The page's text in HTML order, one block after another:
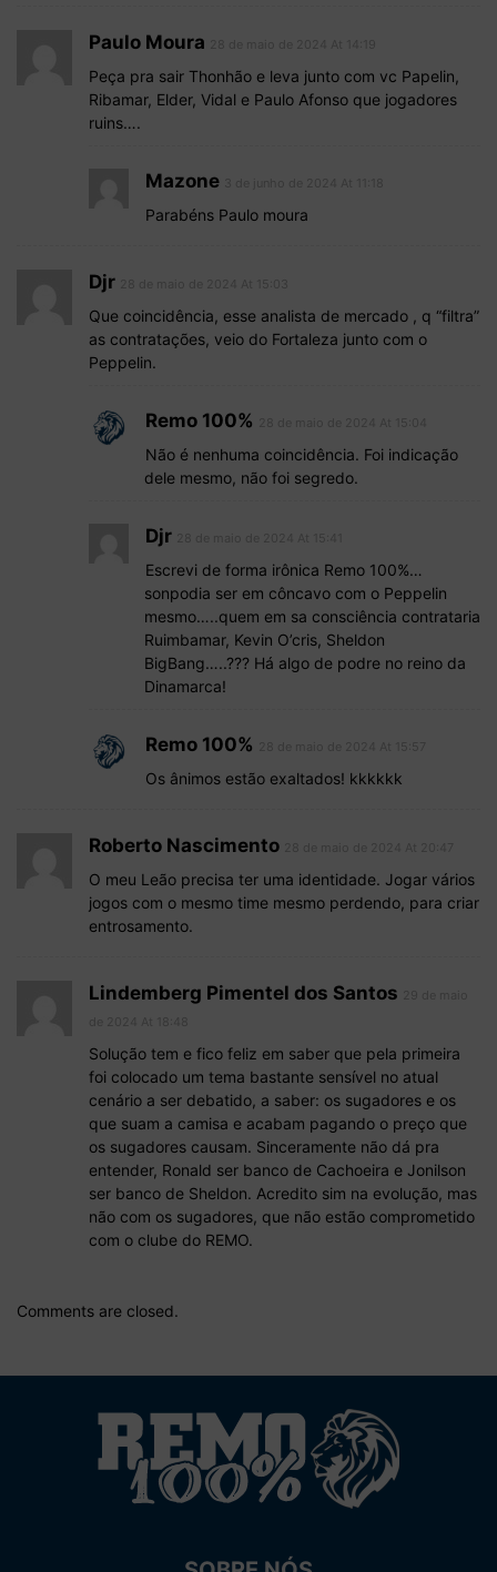
Paulo Moura
Peça pra sair Thonhão e leva junto com vc Papelin,
Ribamar, Elder, Vidal e Paulo Afonso que jogadores
ruins….
Mazone
Parabéns Paulo moura
Djr
Que coincidência, esse analista de mercado , q “filtra”
as contratações, veio do Fortaleza junto com o
Peppelin.
Remo 100%
Não é nenhuma coincidência. Foi indicação
dele mesmo, não foi segredo.
Djr
Escrevi de forma irônica Remo 100%…
sonpodia ser em côncavo com o Peppelin
mesmo…..quem em sa consciência contrataria
Ruimbamar, Kevin O’cris, Sheldon
BigBang…..??? Há algo de podre no reino da
Dinamarca!
Remo 100%
Os ânimos estão exaltados! kkkkkk
Roberto Nascimento
O meu Leão precisa ter uma identidade. Jogar vários
jogos com o mesmo time mesmo perdendo, para criar
entrosamento.
Lindemberg Pimentel dos Santos
Solução tem e fico feliz em saber que pela primeira
foi colocado um tema bastante sensível no atual
cenário a ser debatido, a saber: os sugadores e os
que suam a camisa e acabam pagando o preço que
os sugadores causam. Sinceramente não dá pra
entender, Ronald ser banco de Cachoeira e Jonilson
ser banco de Sheldon. Acredito sim na evolução, mas
não com os sugadores, que não estão comprometido
com o clube do REMO.
Comments are closed.